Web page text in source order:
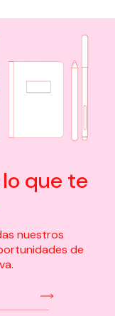
que te
nuestros
de